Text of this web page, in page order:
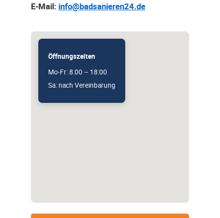
E-Mail: info@badsanieren24.de
Öffnungszeiten
Mo-Fr: 8:00 – 18:00
Sa: nach Vereinbarung